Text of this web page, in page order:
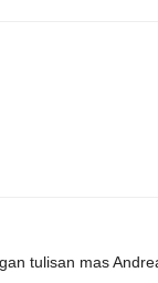
tulisan mas